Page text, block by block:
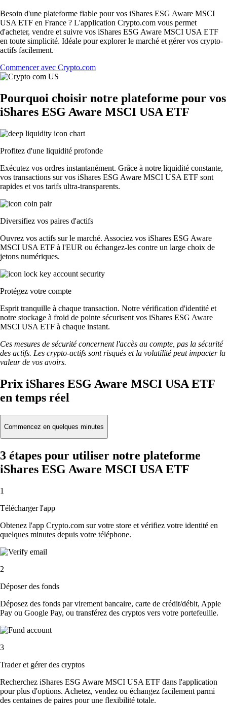
Besoin d'une plateforme fiable pour vos iShares ESG Aware MSCI
USA ETF en France ? L'application Crypto.com vous permet
d'acheter, vendre et suivre vos iShares ESG Aware MSCI USA ETF
en toute simplicité. Idéale pour explorer le marché et gérer vos crypto-
actifs facilement.
Commencer avec Crypto.com
Pourquoi choisir notre plateforme pour vos
iShares ESG Aware MSCI USA ETF
Profitez d'une liquidité profonde
Exécutez vos ordres instantanément. Grâce à notre liquidité constante,
vos transactions sur vos iShares ESG Aware MSCI USA ETF sont
rapides et vos tarifs ultra-transparents.
Diversifiez vos paires d'actifs
Ouvrez vos actifs sur le marché. Associez vos iShares ESG Aware
MSCI USA ETF à l'EUR ou échangez-les contre un large choix de
jetons numériques.
Protégez votre compte
Esprit tranquille à chaque transaction. Notre vérification d'identité et
notre stockage à froid de pointe sécurisent vos iShares ESG Aware
MSCI USA ETF à chaque instant.
Ces mesures de sécurité concernent l'accès au compte, pas la sécurité
des actifs. Les crypto-actifs sont risqués et la volatilité peut impacter la
valeur de vos avoirs.
Prix iShares ESG Aware MSCI USA ETF
en temps réel
Commencez en quelques minutes
3 étapes pour utiliser notre plateforme
iShares ESG Aware MSCI USA ETF
1
Télécharger l'app
Obtenez l'app Crypto.com sur votre store et vérifiez votre identité en
quelques minutes depuis votre téléphone.
2
Déposer des fonds
Déposez des fonds par virement bancaire, carte de crédit/débit, Apple
Pay ou Google Pay, ou transférez des cryptos vers votre portefeuille.
3
Trader et gérer des cryptos
Recherchez iShares ESG Aware MSCI USA ETF dans l'application
pour plus d'options. Achetez, vendez ou échangez facilement parmi
des centaines de paires pour une flexibilité totale.